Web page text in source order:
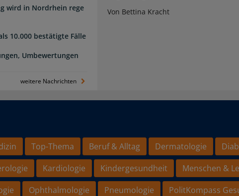
wird in Nordrhein rege
10.000 bestätigte Fälle
Umbewertungen
weitere Nachrichten
Von Bettina Kracht
Top-Thema Beruf & Alltag Dermatologie
Kardiologie Kindergesundheit
Menschen &
Ophthalmologie Pneumologie
PolitKompass